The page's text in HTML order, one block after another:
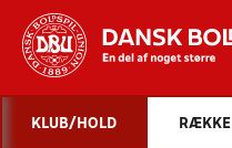
KLUB/HOLD RÆKKE